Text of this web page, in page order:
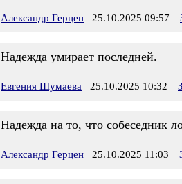
Александр Герцен 25.10.2025 09:57
Надежда умирает последней.
Евгения Шумаева 25.10.2025 10:32
Надежда на то, что собеседник
Александр Герцен 25.10.2025 11:03